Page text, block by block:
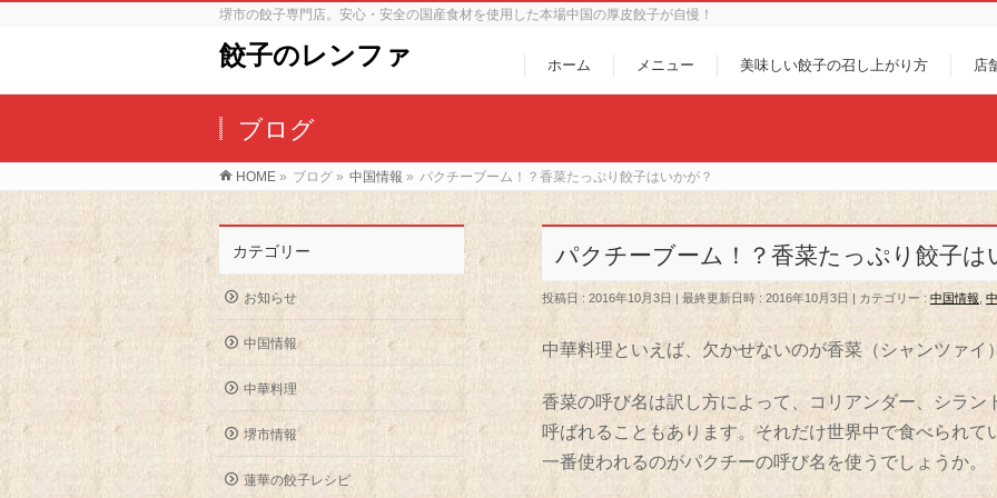
堺市の餃子専門店。安心・安全の国産食材を使用した本場中国の厚皮餃子が自慢！
餃子のレンファ ホーム メニュー 美味しい餃子の召し上がり方 店
ブログ
HOME » ブログ » 中国情報 » パクチーブーム！？香菜たっぷり餃子はいかが？
パクチーブーム！？香菜たっぷり餃子は
投稿日 : 2016年10月3日 最終更新日時 : 2016年10月3日 カテゴリー : 中国情報
中華料理といえば、欠かせないのが香菜（シャンツァイ
香菜の呼び名は訳し方によって、コリアンダー、シラン
呼ばれることもあります。それだけ世界中で食べられ
一番使われるのがパクチーの呼び名を使うでしょうか。
カテゴリー
お知らせ
中国情報
中華料理
堺市情報
蓮華の餃子レシピ